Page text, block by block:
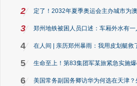
2 定了！2032年夏季奥运会主办城市为
3 郑州地铁被困人员口述：车厢外水有
4 在人间 | 亲历郑州暴雨：我用皮划艇救
5 生命至上！第83集团军某旅紧急实施
6 美国常务副国务卿访华为何选在天津？